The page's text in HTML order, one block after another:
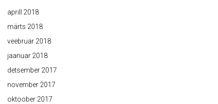
aprill 2018
märts 2018
veebruar 2018
jaanuar 2018
detsember 2017
november 2017
oktoober 2017